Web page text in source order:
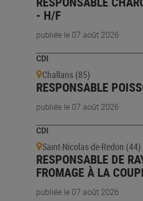
- H/F
publiée le 07 août 2026
CDI
Challans (85)
RESPONSABLE
publiée le 07 août 2026
CDI
Saint-Nicolas-de-Redon (44)
RESPONSABLE DE
FROMAGE À LA
publiée le 07 août 2026